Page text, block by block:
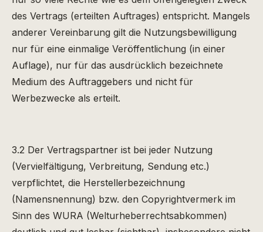
des Vertrags (erteilten Auftrages) entspricht. Mangels
anderer Vereinbarung gilt die Nutzungsbewilligung
nur für eine einmalige Veröffentlichung (in einer
Auflage), nur für das ausdrücklich bezeichnete
Medium des Auftraggebers und nicht für
Werbezwecke als erteilt.
3.2 Der Vertragspartner ist bei jeder Nutzung
(Vervielfältigung, Verbreitung, Sendung etc.)
verpflichtet, die Herstellerbezeichnung
(Namensnennung) bzw. den Copyrightvermerk im
Sinn des WURA (Welturheberrechtsabkommen)